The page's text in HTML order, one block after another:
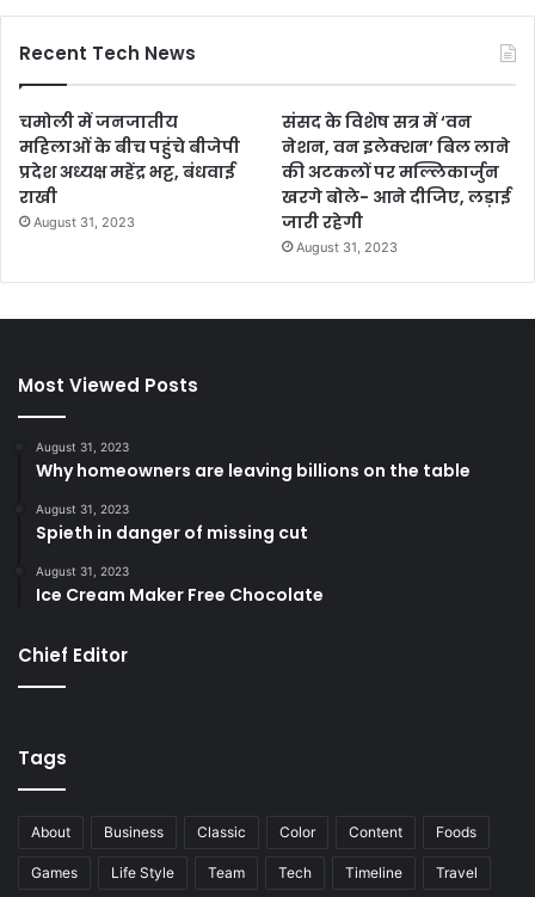
Recent Tech News
चमोली में जनजातीय
महिलाओं के बीच पहुंचे बीजेपी
प्रदेश अध्यक्ष महेंद्र भट्ट, बंधवाई
राखी
August 31, 2023
संसद के विशेष सत्र में ‘वन
नेशन, वन इलेक्शन’ बिल लाने
की अटकलों पर मल्लिकार्जुन
खरगे बोले- आने दीजिए, लड़ाई
जारी रहेगी
August 31, 2023
Most Viewed Posts
August 31, 2023
Why homeowners are leaving billions on the table
August 31, 2023
Spieth in danger of missing cut
August 31, 2023
Ice Cream Maker Free Chocolate
Chief Editor
Tags
About Business Classic Color Content Foods
Games Life Style Team Tech Timeline Travel